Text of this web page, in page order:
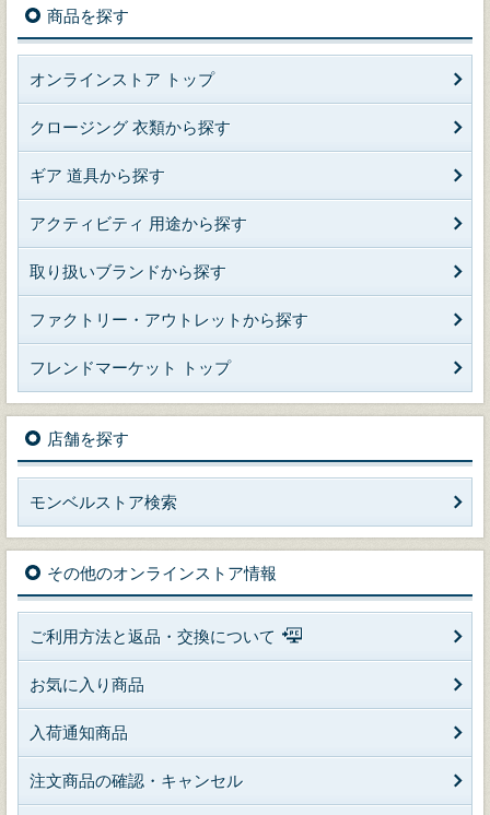
商品を探す
オンラインストア トップ
クロージング 衣類から探す
ギア 道具から探す
アクティビティ 用途から探す
取り扱いブランドから探す
ファクトリー・アウトレットから探す
フレンドマーケット トップ
店舗を探す
モンベルストア検索
その他のオンラインストア情報
ご利用方法と返品・交換について
お気に入り商品
入荷通知商品
注文商品の確認・キャンセル